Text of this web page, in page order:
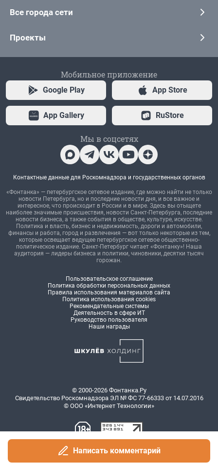
Все города сети
Проекты
Мобильное приложение
Google Play App Store
App Gallery RuStore
Мы в соцсетях
Контактные данные для Роскомнадзора и государственных органов
«Фонтанка» — петербургское сетевое издание, где можно найти не только
новости Петербурга, но и последние новости дня, и все важное и
интересное, что происходит в России и в мире. Здесь вы отыщете
наиболее значимые происшествия, новости Санкт-Петербурга, последние
новости бизнеса, а также события в обществе, культуре, искусстве.
Политика и власть, бизнес и недвижимость, дороги и автомобили,
финансы и работа, город и развлечения — вот только некоторые из тем,
которые освещает ведущее петербургское сетевое общественно-
политическое издание. Санкт-Петербург читает «Фонтанку»! Наша
аудитория — лидеры бизнеса и политики, чиновники, десятки тысяч
горожан.
Пользовательское соглашение
Политика обработки персональных данных
Правила использования материалов сайта
Политика использования cookies
Рекомендательные системы
Деятельность в сфере ИТ
Руководство пользователя
Наши награды
© 2000-2026 Фонтанка.Ру
Свидетельство Роскомнадзора ЭЛ № ФС 77-66333 от 14.07.2016
© ООО «Интернет Технологии»
Написать комментарий